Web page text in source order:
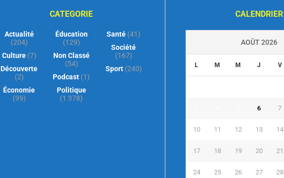
CATEGORIE
Actualité
(204)
Culture(7)
Découverte
(2)
Économie
(99)
Éducation
(129)
Non Classé
(54)
Podcast (1)
Politique
(1 378)
Santé (41)
Société
(167)
Sport(240)
CALENDRIER
AOÛT 2026
L M M J V
6 7
10 11 12 13 14
17 18 19 20 21
24 25 26 27 28